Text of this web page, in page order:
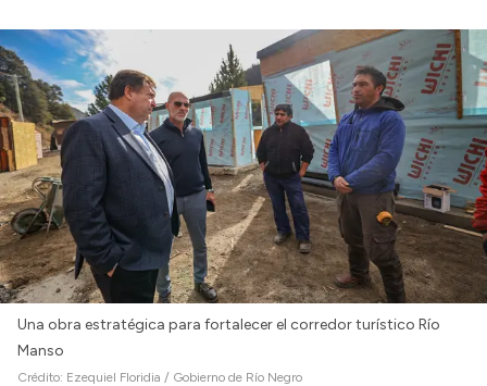
Login
Una obra estratégica para fortalecer el corredor turístico Río
Manso
Crédito: Ezequiel Floridia / Gobierno de Río Negro